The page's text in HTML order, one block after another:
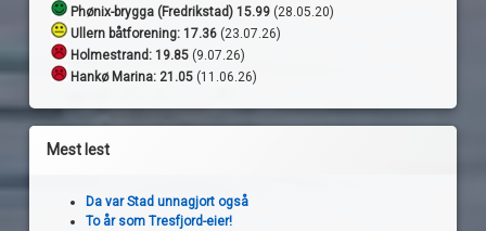
Phønix-brygga (Fredrikstad) 15.99 (28.05.20)
Ullern båtforening: 17.36 (23.07.26)
Holmestrand: 19.85 (9.07.26)
Hankø Marina: 21.05 (11.06.26)
Mest lest
Da var Stad unnagjort også
To år som Tresfjord-eier!